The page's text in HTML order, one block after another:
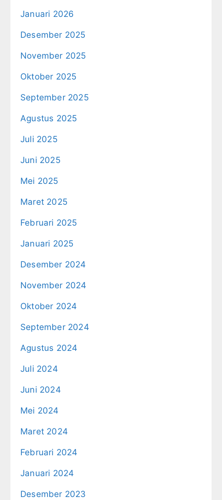
Januari 2026
Desember 2025
November 2025
Oktober 2025
September 2025
Agustus 2025
Juli 2025
Juni 2025
Mei 2025
Maret 2025
Februari 2025
Januari 2025
Desember 2024
November 2024
Oktober 2024
September 2024
Agustus 2024
Juli 2024
Juni 2024
Mei 2024
Maret 2024
Februari 2024
Januari 2024
Desember 2023